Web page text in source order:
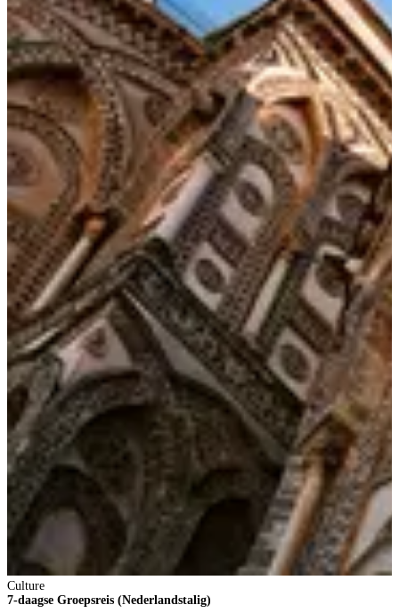
Culture
7-daagse Groepsreis (Nederlandstalig)